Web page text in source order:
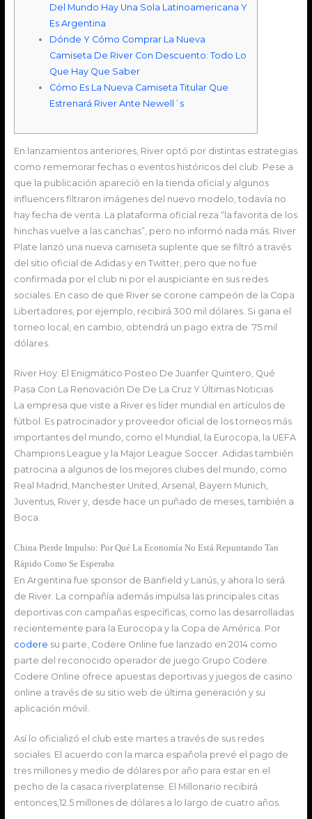
Del Mundo Hay Una Sola Latinoamericana Y
Es Argentina
Dónde Y Cómo Comprar La Nueva
Camiseta De River Con Descuento: Todo Lo
Que Hay Que Saber
Cómo Es La Nueva Camiseta Titular Que
Estrenará River Ante Newell´s
En lanzamientos anteriores, River optó por distintas estrategias
como rememorar fechas o eventos históricos del club. Pese a
que la publicación apareció en la tienda oficial y algunos
influencers filtraron imágenes del nuevo modelo, todavía no
hay fecha de venta. La plataforma oficial reza “la favorita de los
hinchas vuelve a las canchas”, pero no informó nada más. River
Plate lanzó una nueva camiseta suplente que se filtró a través
del sitio oficial de Adidas y en Twitter, pero que no fue
confirmada por el club ni por el auspiciante en sus redes
sociales. En caso de que River se corone campeón de la Copa
Libertadores, por ejemplo, recibirá 300 mil dólares. Si gana el
torneo local, en cambio, obtendrá un pago extra de 75 mil
dólares.
River Hoy: El Enigmático Posteo De Juanfer Quintero, Qué
Pasa Con La Renovación De De La Cruz Y Últimas Noticias
La empresa que viste a River es líder mundial en artículos de
fútbol. Es patrocinador y proveedor oficial de los torneos más
importantes del mundo, como el Mundial, la Eurocopa, la UEFA
Champions League y la Major League Soccer. Adidas también
patrocina a algunos de los mejores clubes del mundo, como
Real Madrid, Manchester United, Arsenal, Bayern Munich,
Juventus, River y, desde hace un puñado de meses, también a
Boca.
China Pierde Impulso: Por Qué La Economía No Está Repuntando Tan
Rápido Como Se Esperaba
En Argentina fue sponsor de Banfield y Lanús, y ahora lo será
de River. La compañía además impulsa las principales citas
deportivas con campañas específicas, como las desarrolladas
recientemente para la Eurocopa y la Copa de América. Por
codere su parte, Codere Online fue lanzado en 2014 como
parte del reconocido operador de juego Grupo Codere.
Codere Online ofrece apuestas deportivas y juegos de casino
online a través de su sitio web de última generación y su
aplicación móvil.
Así lo oficializó el club este martes a través de sus redes
sociales. El acuerdo con la marca española prevé el pago de
tres millones y medio de dólares por año para estar en el
pecho de la casaca riverplatense. El Millonario recibirá
entonces,12.5 millones de dólares a lo largo de cuatro años.